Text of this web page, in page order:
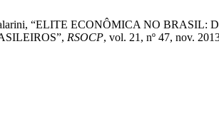
“ELITE ECONÔMICA NO
RSOCP, vol. 21, nº 47, nov.